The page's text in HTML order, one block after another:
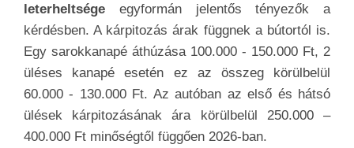
leterheltsége egyformán jelentős tényezők a
kérdésben. A kárpitozás árak függnek a bútortól is.
Egy sarokkanapé áthúzása 100.000 - 150.000 Ft, 2
üléses kanapé esetén ez az összeg körülbelül
60.000 - 130.000 Ft. Az autóban az első és hátsó
ülések kárpitozásának ára körülbelül 250.000 –
400.000 Ft minőségtől függően 2026-ban.